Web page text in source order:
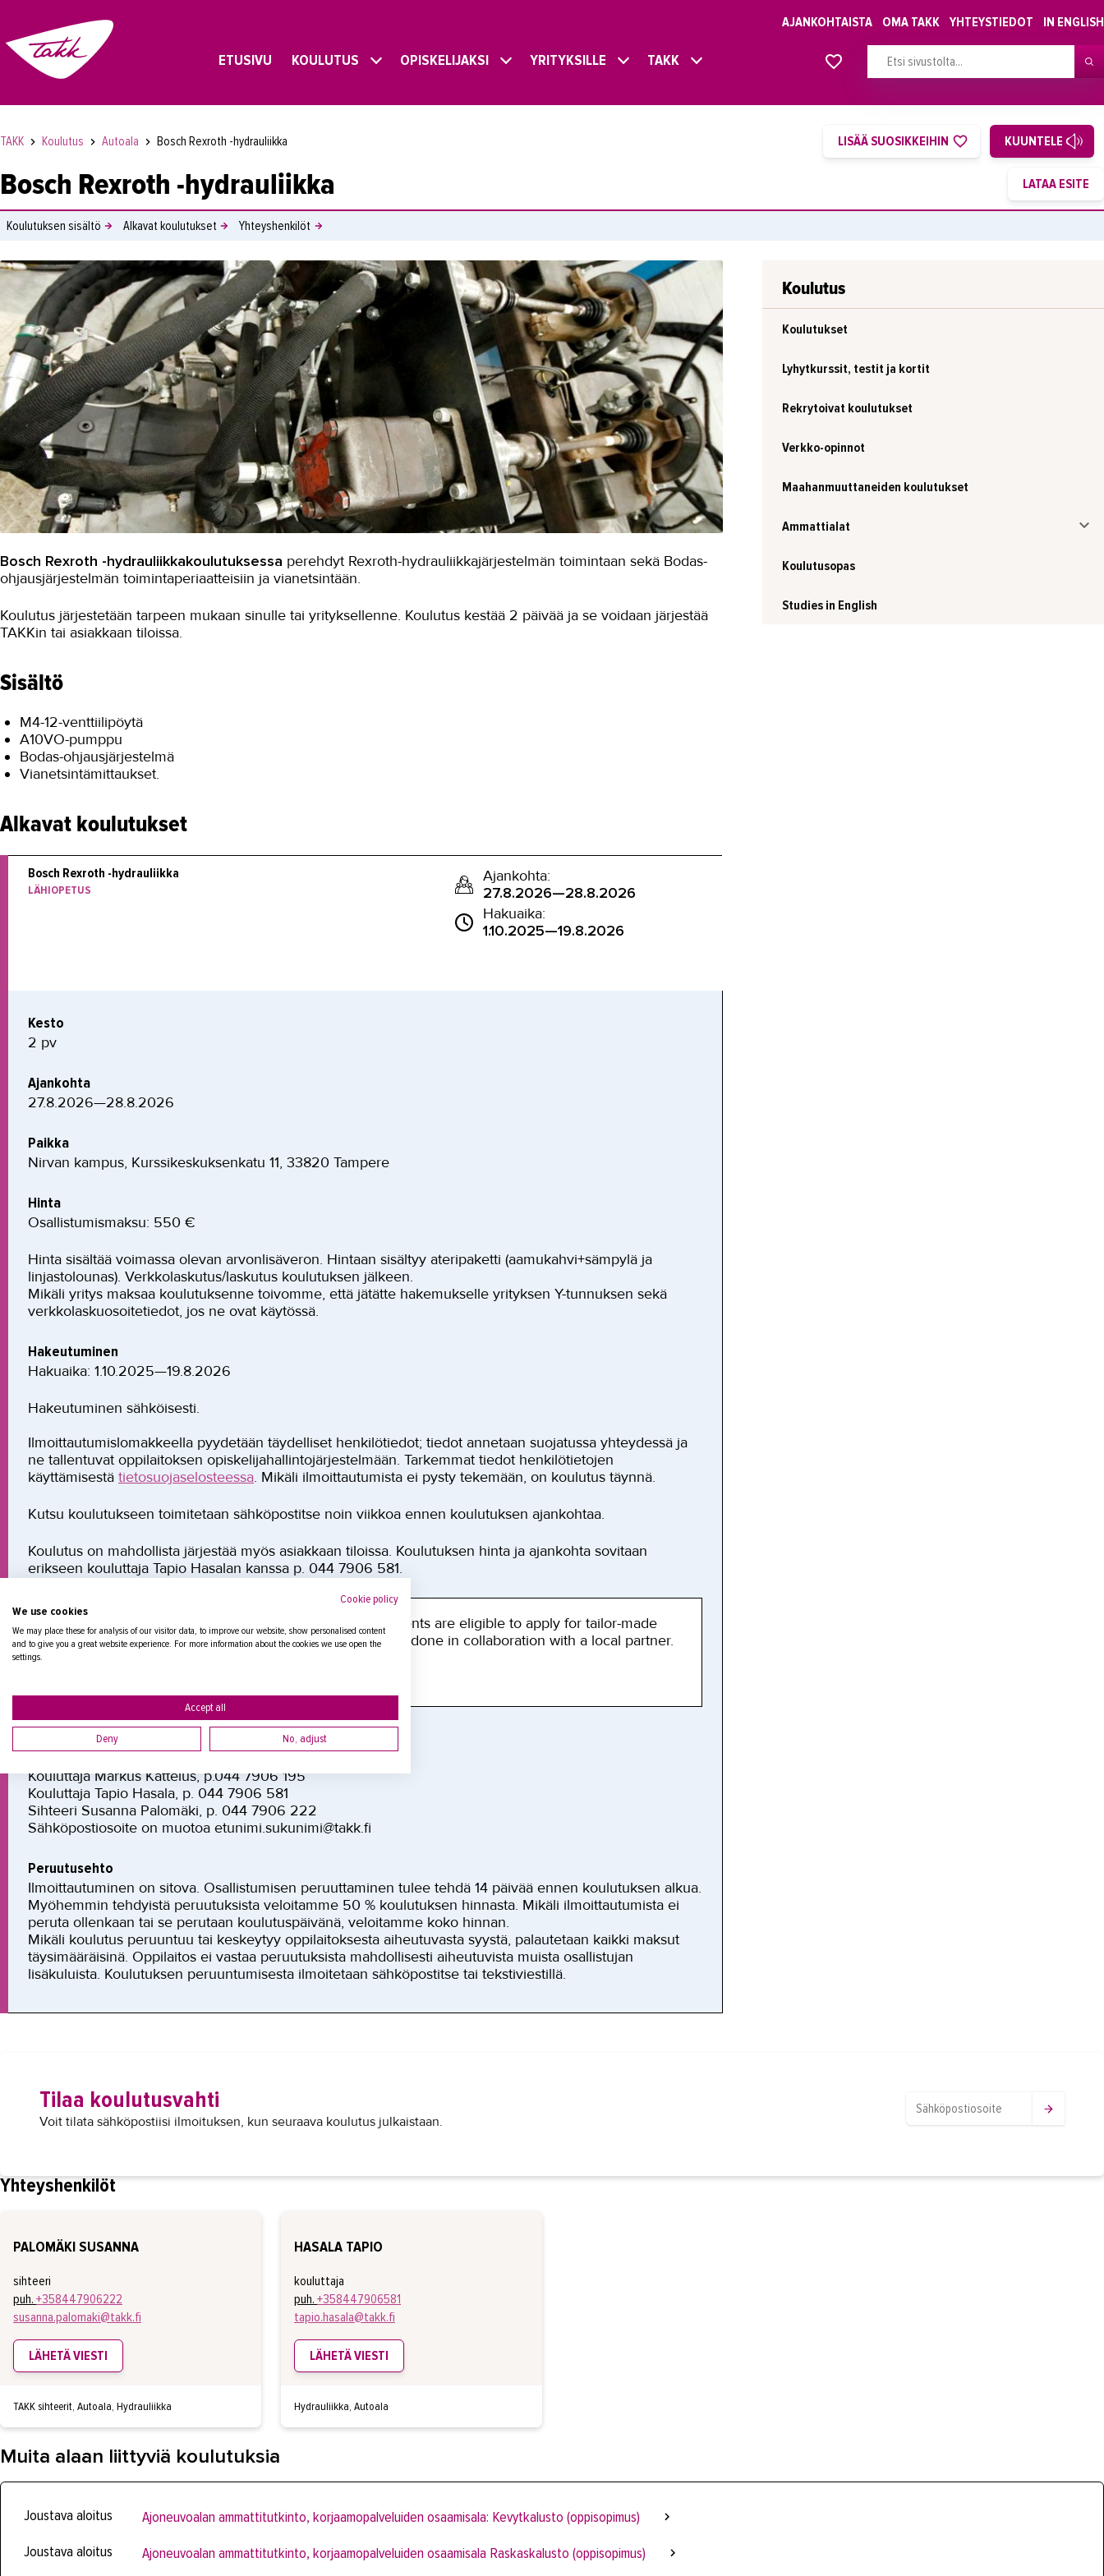
AJANKOHTAISTA OMA TAKK YHTEYSTIEDOT IN ENGLISH
ETUSIVU KOULUTUS OPISKELIJAKSI YRITYKSILLE TAKK
TAKK Koulutus Autoala Bosch Rexroth -hydrauliikka LISÄÄ SUOSIKKEIHIN KUUNTELE
Bosch Rexroth -hydrauliikka
Koulutuksen sisältö Alkavat koulutukset Yhteyshenkilöt
Bosch Rexroth -hydrauliikkakoulutuksessa perehdyt Rexroth-hydrauliikkajärjestelmän toimintaan sekä Bodas-
ohjausjärjestelmän toimintaperiaatteisiin ja vianetsintään.
Koulutus järjestetään tarpeen mukaan sinulle tai yrityksellenne. Koulutus kestää 2 päivää ja se voidaan järjestää
TAKKin tai asiakkaan tiloissa.
Sisältö
M4-12-venttiilipöytä
A10VO-pumppu
Bodas-ohjausjärjestelmä
Vianetsintämittaukset.
Alkavat koulutukset
Bosch Rexroth -hydrauliikka
LÄHIOPETUS
Ajankohta:
27.8.2026—28.8.2026
Hakuaika:
1.10.2025—19.8.2026
Kesto
2 pv
Ajankohta
27.8.2026—28.8.2026
Paikka
Nirvan kampus, Kurssikeskuksenkatu 11, 33820 Tampere
Hinta
Osallistumismaksu: 550 €
Hinta sisältää voimassa olevan arvonlisäveron. Hintaan sisältyy ateripaketti (aamukahvi+sämpylä ja
linjastolounas). Verkkolaskutus/laskutus koulutuksen jälkeen.
Mikäli yritys maksaa koulutuksenne toivomme, että jätätte hakemukselle yrityksen Y-tunnuksen sekä
verkkolaskuosoitetiedot, jos ne ovat käytössä.
Hakeutuminen
Hakuaika: 1.10.2025—19.8.2026
Hakeutuminen sähköisesti.
Ilmoittautumislomakkeella pyydetään täydelliset henkilötiedot; tiedot annetaan suojatussa yhteydessä ja
ne tallentuvat oppilaitoksen opiskelijahallintojärjestelmään. Tarkemmat tiedot henkilötietojen
käyttämisestä tietosuojaselosteessa. Mikäli ilmoittautumista ei pysty tekemään, on koulutus täynnä.
Kutsu koulutukseen toimitetaan sähköpostitse noin viikkoa ennen koulutuksen ajankohtaa.
Koulutus on mahdollista järjestää myös asiakkaan tiloissa. Koulutuksen hinta ja ajankohta sovitaan
erikseen kouluttaja Tapio Hasalan kanssa p. 044 7906 581.
It seems that You are from outside EU. Non EU-students are eligible to apply for tailor-made
vocational programs. The non-EU programs are always done in collaboration with a local partner.
Kouluttaja Markus Kattelus, p.044 7906 195
Kouluttaja Tapio Hasala, p. 044 7906 581
Sihteeri Susanna Palomäki, p. 044 7906 222
Sähköpostiosoite on muotoa etunimi.sukunimi@takk.fi
Peruutusehto
Ilmoittautuminen on sitova. Osallistumisen peruuttaminen tulee tehdä 14 päivää ennen koulutuksen alkua.
Myöhemmin tehdyistä peruutuksista veloitamme 50 % koulutuksen hinnasta. Mikäli ilmoittautumista ei
peruta ollenkaan tai se perutaan koulutuspäivänä, veloitamme koko hinnan.
Mikäli koulutus peruuntuu tai keskeytyy oppilaitoksesta aiheutuvasta syystä, palautetaan kaikki maksut
täysimääräisinä. Oppilaitos ei vastaa peruutuksista mahdollisesti aiheutuvista muista osallistujan
lisäkuluista. Koulutuksen peruuntumisesta ilmoitetaan sähköpostitse tai tekstiviestillä.
Koulutus
Koulutukset
Lyhytkurssit, testit ja kortit
Rekrytoivat koulutukset
Verkko-opinnot
Maahanmuuttaneiden koulutukset
Ammattialat
Koulutusopas
Studies in English
Tilaa koulutusvahti
Voit tilata sähköpostiisi ilmoituksen, kun seuraava koulutus julkaistaan.
Yhteyshenkilöt
PALOMÄKI SUSANNA
sihteeri
puh. +358447906222
susanna.palomaki@takk.fi
LÄHETÄ VIESTI
TAKK sihteerit, Autoala, Hydrauliikka
HASALA TAPIO
kouluttaja
puh. +358447906581
tapio.hasala@takk.fi
LÄHETÄ VIESTI
Hydrauliikka, Autoala
Muita alaan liittyviä koulutuksia
Joustava aloitus
Ajoneuvoalan ammattitutkinto, korjaamopalveluiden osaamisala: Kevytkalusto (oppisopimus)
Joustava aloitus
Ajoneuvoalan ammattitutkinto, korjaamopalveluiden osaamisala Raskaskalusto (oppisopimus)
Alkavat koulutukset osiosta
Cookie policy
We use cookies
We may place these for analysis of our visitor data, to improve our website, show personalised content
and to give you a great website experience. For more information about the cookies we use open the
settings.
Accept all
Deny No, adjust